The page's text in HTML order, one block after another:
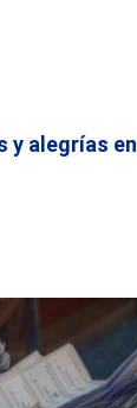
y alegrías en